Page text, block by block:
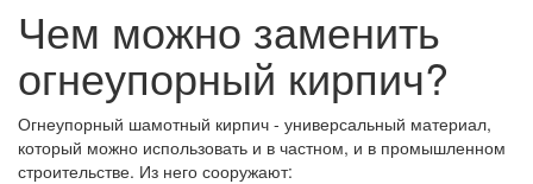
Чем можно заменить
огнеупорный кирпич?
Огнеупорный шамотный кирпич - универсальный материал,
который можно использовать и в частном, и в промышленном
строительстве. Из него сооружают: